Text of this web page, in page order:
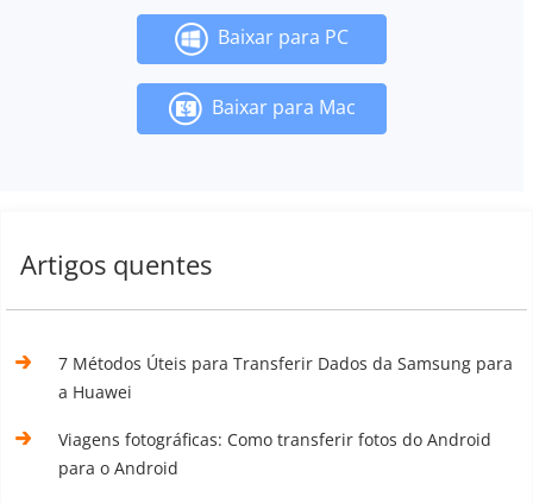
Baixar para PC
Baixar para Mac
Artigos quentes
7 Métodos Úteis para Transferir Dados da Samsung para
a Huawei
Viagens fotográficas: Como transferir fotos do Android
para o Android